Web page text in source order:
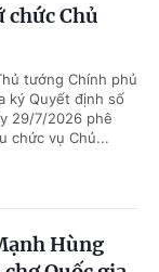
chức Chủ
tướng Chính phủ
ký Quyết định số
29/7/2026 phê
chức vụ Chủ...
Hùng